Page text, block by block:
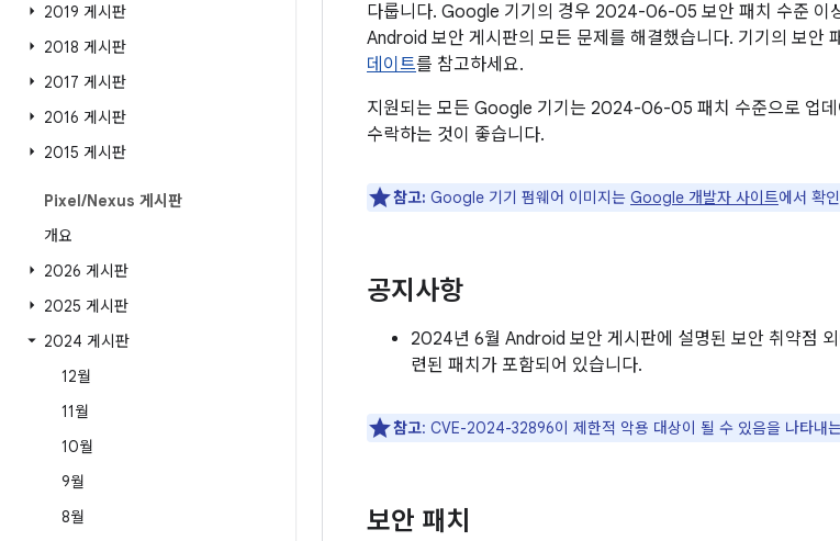
2019 게시판
2018 게시판
2017 게시판
2016 게시판
2015 게시판
Pixel/Nexus 게시판
개요
2026 게시판
2025 게시판
2024 게시판
12월
11월
10월
9월
8월
다룹니다. Google 기기의 경우 2024-06-05 보안 패치 수준 이
Android 보안 게시판의 모든 문제를 해결했습니다. 기기의 보안
데이트를 참고하세요.
지원되는 모든 Google 기기는 2024-06-05 패치 수준으로 업
수락하는 것이 좋습니다.
참고: Google 기기 펌웨어 이미지는 Google 개발자 사이트에서 확
공지사항
2024년 6월 Android 보안 게시판에 설명된 보안 취약점
련된 패치가 포함되어 있습니다.
참고: CVE-2024-32896이 제한적 악용 대상이 될 수 있음을 나타내
보안 패치